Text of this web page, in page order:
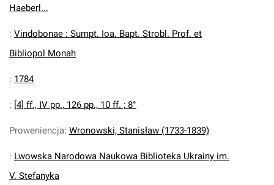
Haeberl...
: Vindobonae : Sumpt. Ioa. Bapt. Strobl. Prof. et
Bibliopol Monah
: 1784
: [4] ff., IV pp., 126 pp., 10 ff. ; 8°
Proweniencja: Wronowski, Stanisław (1733-1839)
: Lwowska Narodowa Naukowa Biblioteka Ukrainy im.
V. Stefanyka